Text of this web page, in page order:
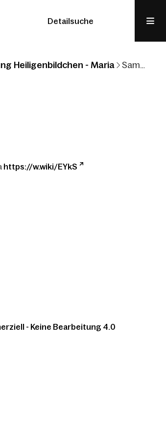
Detailsuche
Heiligenbildchen - Maria Sammlung Heiligenbildchen: Maria
https://w.wiki/EYkS
- Keine Bearbeitung 4.0